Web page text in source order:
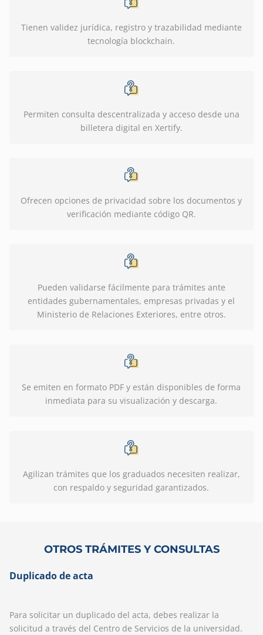
Tienen validez jurídica, registro y trazabilidad mediante
tecnología blockchain.
Permiten consulta descentralizada y acceso desde una
billetera digital en Xertify.
Ofrecen opciones de privacidad sobre los documentos y
verificación mediante código QR.
Pueden validarse fácilmente para trámites ante
entidades gubernamentales, empresas privadas y el
Ministerio de Relaciones Exteriores, entre otros.
Se emiten en formato PDF y están disponibles de forma
inmediata para su visualización y descarga.
Agilizan trámites que los graduados necesiten realizar,
con respaldo y seguridad garantizados.
OTROS TRÁMITES Y CONSULTAS
Duplicado de acta
Para solicitar un duplicado del acta, debes realizar la
solicitud a través del Centro de Servicios de la universidad.